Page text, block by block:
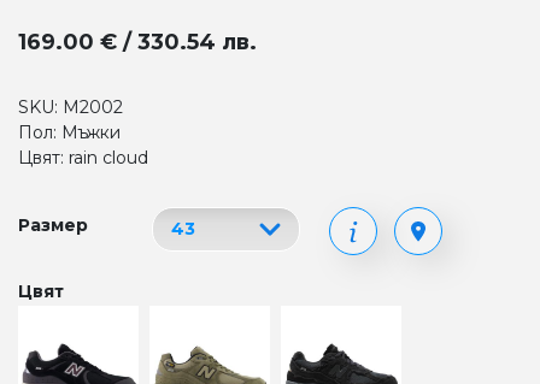
169.00 € / 330.54 лв.
SKU: M2002
Пол: Мъжки
Цвят: rain cloud
Размер
Цвят